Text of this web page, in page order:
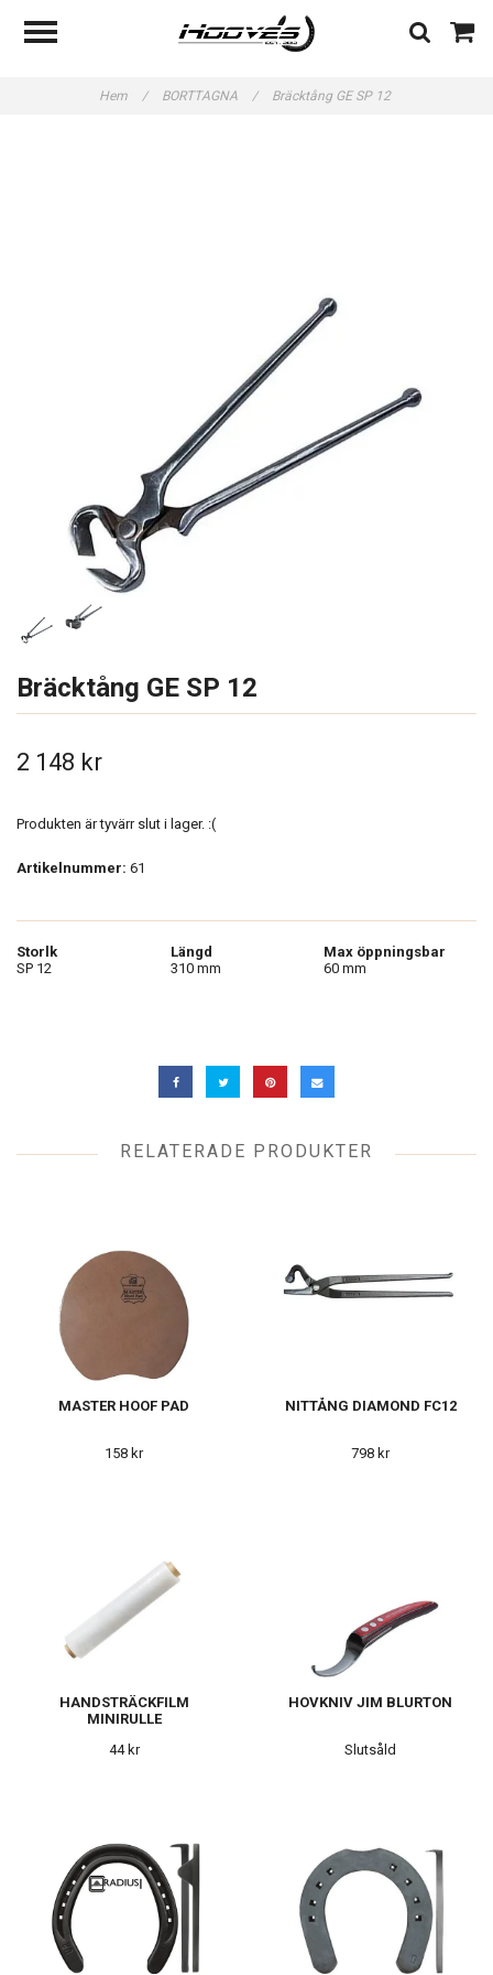
Hem / BORTTAGNA / Bräcktång GE SP 12
Bräcktång GE SP 12
2 148 kr
Produkten är tyvärr slut i lager. :(
Artikelnummer: 61
Storlk Längd
Max öppningsbar
SP 12
310 mm 60 mm
RELATERADE PRODUKTER
MASTER HOOF PAD
158 kr
NITTÅNG DIAMOND FC12
798 kr
HANDSTRÄCKFILM
MINIRULLE
44 kr
HOVKNIV JIM BLURTON
Slutsåld